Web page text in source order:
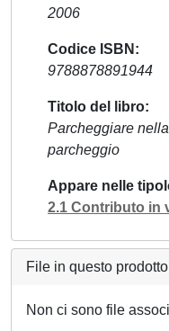
2006
Codice ISBN
9788878891944
Titolo del libro
Parcheggiare
parcheggio
Appare nelle
2.1 Contributo in
File in questo
Non ci sono file